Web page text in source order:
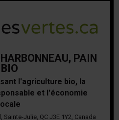
PAIN
BIO
l'agriculture bio, la
et l'économie
Sainte-Julie, QC J3E 1Y2, Canada